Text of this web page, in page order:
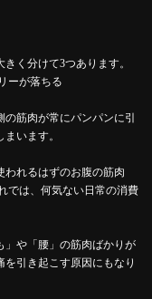
く分けて3つあります。
ーが落ちる
筋肉が常にパンパンに引
います。
われるはずのお腹の筋肉
では、何気ない日常の消費
」や「腰」の筋肉ばかりが
引き起こす原因にもなり